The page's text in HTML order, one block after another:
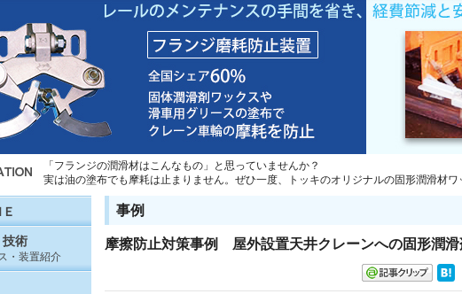
「フランジの潤滑材はこんなもの」と思っていませんか？
実は油の塗布でも摩耗は止まりません。ぜひ一度、トッキのオリジナルの固形潤滑材
事例
摩擦防止対策事例 屋外設置天井クレーンへの固形潤滑
技術
・装置紹介